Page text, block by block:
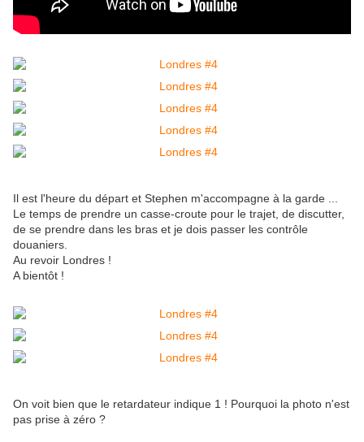
Il est l'heure du départ et Stephen m'accompagne à la garde ...
Le temps de prendre un casse-croute pour le trajet, de discutter,
de se prendre dans les bras et je dois passer les contrôle
douaniers.
Au revoir Londres !
A bientôt !
On voit bien que le retardateur indique 1 ! Pourquoi la photo n'est
pas prise à zéro ?